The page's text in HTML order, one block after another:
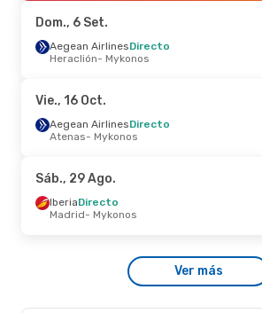
Mykonos- Atenas
Sáb., 5 Set.- Sáb., 5 Set.
Sky Express
Mykonos- Atenas
Sky Express
Corfú - Mykonos
Aegean Airlines
Mykonos - Corfú
- Mié., 30 Set.
Aegean Airlines1 Escala
- Mykonos
Dom., 6 Set.
Aegean AirlinesDirecto
Heraclión- Mykonos
Vie., 16 Oct.
Aegean AirlinesDirecto
Atenas- Mykonos
Sáb., 29 Ago.
IberiaDirecto
Madrid- Mykonos
Ver más